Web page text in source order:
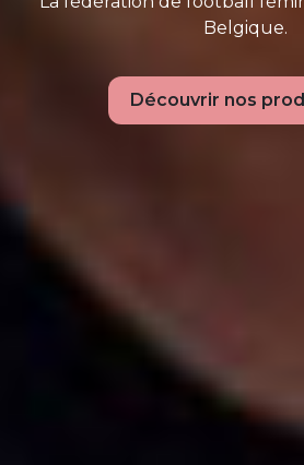
Belgique.
Découvrir nos